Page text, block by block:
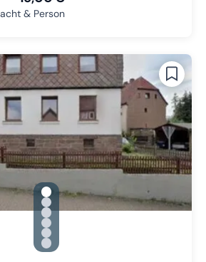
& Person
gallery.slide_selector
Zu Slide 1 wechseln
Zu Slide 2 wechseln
Zu Slide 3 wechseln
Zu Slide 4 wechseln
Zu Slide 5 wechseln
Zu Slide 6 wechseln